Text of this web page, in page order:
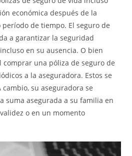
económica después de la
de tiempo. El seguro de
a garantizar la seguridad
en su ausencia. O bien
comprar una póliza de seguro de
a la aseguradora. Estos se
su aseguradora se
suma asegurada a su familia en
o en un momento